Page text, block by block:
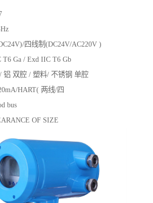
四线制(DC24V/AC220V )
Ga / Exd IIC T6 Gb
铝 双腔 / 塑料/ 不锈钢 单腔
HART( 两线/四
bus
OF SIZE